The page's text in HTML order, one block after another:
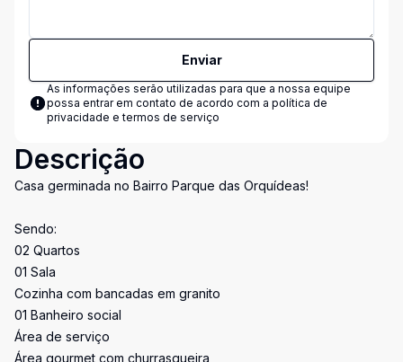
Enviar
As informações serão utilizadas para que a nossa equipe
possa entrar em contato de acordo com a política de
privacidade e termos de serviço
Descrição
Casa germinada no Bairro Parque das Orquídeas!
Sendo:
02 Quartos
01 Sala
Cozinha com bancadas em granito
01 Banheiro social
Área de serviço
Área gourmet com churrasqueira